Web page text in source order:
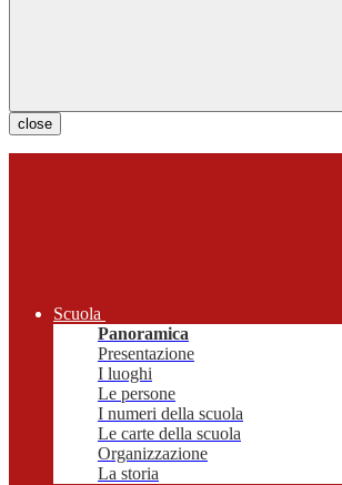
close
Scuola
Panoramica
Presentazione
I luoghi
Le persone
I numeri della scuola
Le carte della scuola
Organizzazione
La storia